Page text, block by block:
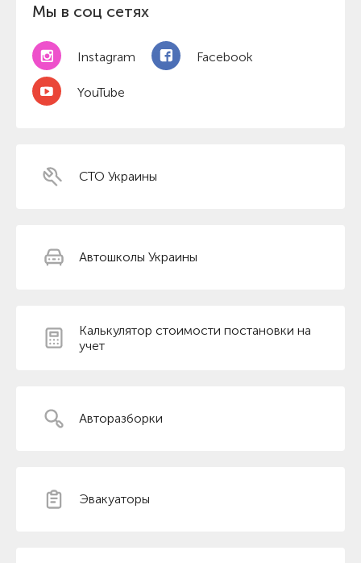
Мы в соц сетях
Instagram Facebook
YouTube
СТО Украины
Автошколы Украины
Калькулятор стоимости постановки на
учет
Авторазборки
Эвакуаторы